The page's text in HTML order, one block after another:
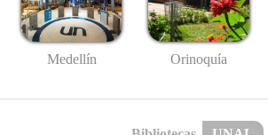
Medellín Orinoquía